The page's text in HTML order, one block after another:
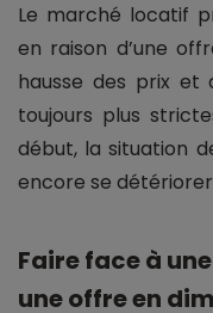
Le marché locatif
en raison d’une
hausse des prix et
toujours plus
début, la situation
encore se
Faire face à
une offre en